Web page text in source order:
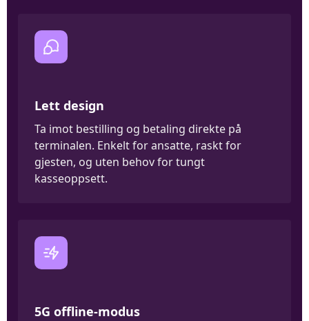
Lett design
Ta imot bestilling og betaling direkte på
terminalen. Enkelt for ansatte, raskt for
gjesten, og uten behov for tungt
kasseoppsett.
5G offline-modus